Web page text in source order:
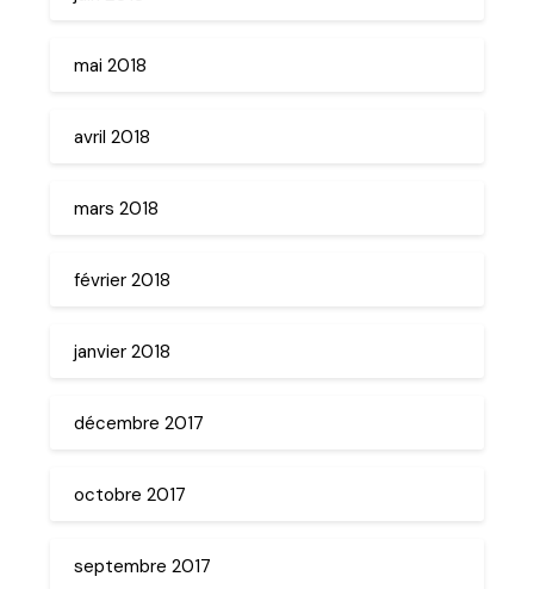
mai 2018
avril 2018
mars 2018
février 2018
janvier 2018
décembre 2017
octobre 2017
septembre 2017